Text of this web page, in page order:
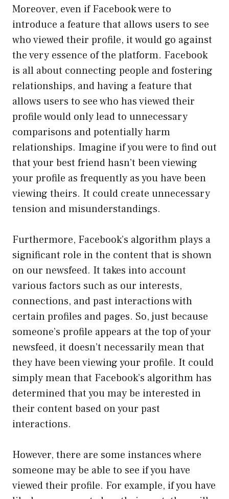
Moreover, even if Facebook were to
introduce a feature that allows users to see
who viewed their profile, it would go against
the very essence of the platform. Facebook
is all about connecting people and fostering
relationships, and having a feature that
allows users to see who has viewed their
profile would only lead to unnecessary
comparisons and potentially harm
relationships. Imagine if you were to find out
that your best friend hasn’t been viewing
your profile as frequently as you have been
viewing theirs. It could create unnecessary
tension and misunderstandings.
Furthermore, Facebook’s algorithm plays a
significant role in the content that is shown
on our newsfeed. It takes into account
various factors such as our interests,
connections, and past interactions with
certain profiles and pages. So, just because
someone’s profile appears at the top of your
newsfeed, it doesn’t necessarily mean that
they have been viewing your profile. It could
simply mean that Facebook’s algorithm has
determined that you may be interested in
their content based on your past
interactions.
However, there are some instances where
someone may be able to see if you have
viewed their profile. For example, if you have